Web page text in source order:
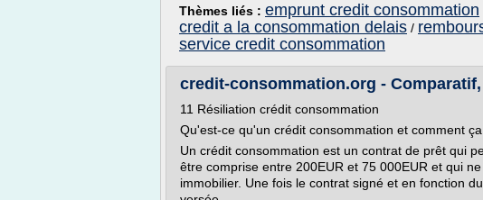
Thèmes liés : emprunt credit consommation
credit a la consommation delais /
service credit consommation
credit-consommation.org -
11 Résiliation crédit consommation
Qu'est-ce qu'un crédit consommation et comment
Un crédit consommation est un contrat de prêt qui
être comprise entre 200EUR et 75 000EUR et qui
immobilier. Une fois le contrat signé et en fonction